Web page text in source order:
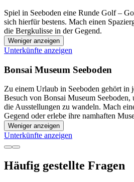
Spiel in Seeboden eine Runde Golf –
sich hierfür bestens. Mach einen
die Bergkulisse in der Gegend.
Weniger anzeigen
Unterkünfte anzeigen
Bonsai Museum Seeboden
Zu einem Urlaub in Seeboden gehört in
Besuch von Bonsai Museum Seeboden,
die Ausstellungen zu wandeln. Mach
Gegend oder erlebe ihre namhaften
Weniger anzeigen
Unterkünfte anzeigen
Häufig gestellte Fragen